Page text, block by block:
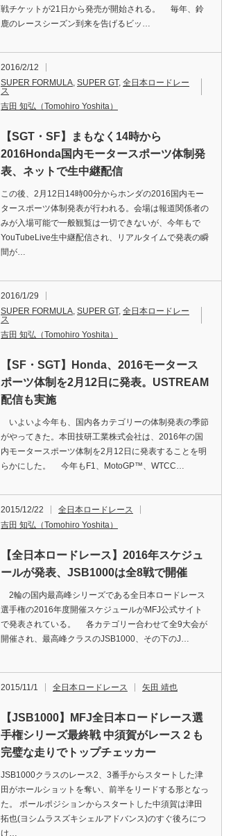
戦チケットが21日から発売が開始される。 毎年、鈴
鹿のレースシーズン到来を告げるビッ…
2016/2/12
SUPER FORMULA, SUPER GT, 全日本ロードレー
ス
吉田 知弘（Tomohiro Yoshita）
【SGT・SF】まもなく14時から
2016Honda国内モータースポーツ体制発
表、ネットで生中継配信
この後、2月12日14時00分からホンダの2016国内モー
タースポーツ体制発表が行われる。会場は報道関係者の
みが入場可能で一般観覧は一切できないが、今年もで
YouTubeLive生中継配信され、リアルタイムで発表の瞬
間が…
2016/1/29
SUPER FORMULA, SUPER GT, 全日本ロードレー
ス
吉田 知弘（Tomohiro Yoshita）
【SF・SGT】Honda、2016モータース
ポーツ体制を2月12日に発表。USTREAM
配信も実施
いよいよ今年も、国内各カテゴリーの体制発表の季節
がやってきた。本田技研工業株式会社は、2016年の国
内モータースポーツ体制を2月12日に発表することを明
らかにした。 今年もF1、MotoGP™、WTCC…
2015/12/22
全日本ロードレース
吉田 知弘（Tomohiro Yoshita）
【全日本ロードレース】2016年スケジュ
ールが発表、JSB1000は全8戦で開催
2輪の国内最高峰シリーズである全日本ロードレース
選手権の2016年度開催スケジュールがMFJ公式サイト
で発表されている。 各カテゴリー合わせて全9大会が
開催され、最高峰クラスのJSB1000、その下のJ…
2015/11/1 全日本ロードレース 矢田 靖也
【JSB1000】MFJ全日本ロードレース選
手権シリーズ最終戦 中須賀がレース２も
完璧な走りでトップチェッカー
JSB1000クラスのレース2、3番手からスタートした津
田がホールショットを奪い、前半をリードする形となっ
た。 ポールポジションからスタートした中須賀は津田
拓也(ヨシムラスズキシェルアドバンス)のすぐ後ろにつ
け…